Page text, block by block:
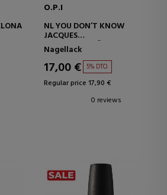
O.P.I
NL YOU DON’T KNOW
JACQUES
ESMALTE DE UÑAS
Nagellack
17,00 € 5% DTO.
Regular price 17,90 €
0 reviews